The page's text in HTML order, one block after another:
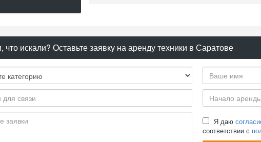
искали? Оставьте заявку на аренду техники в Саратове
Я даю
соответствии с